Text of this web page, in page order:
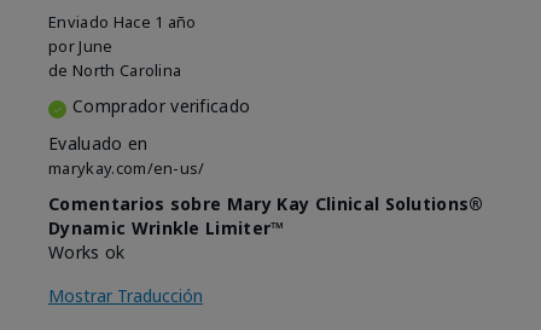
Enviado Hace 1 año
por June
de North Carolina
Comprador verificado
Evaluado en
marykay.com/en-us/
Comentarios sobre Mary Kay Clinical Solutions®
Dynamic Wrinkle Limiter™
Works ok
Mostrar Traducción